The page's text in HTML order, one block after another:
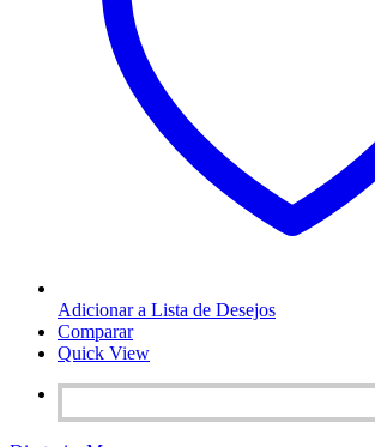
Adicionar a Lista de Desejos
Comparar
Quick View